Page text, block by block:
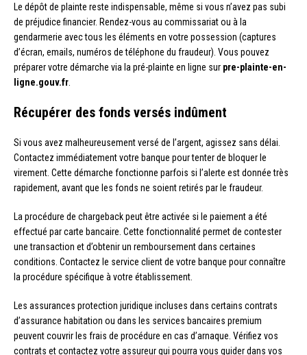
Le dépôt de plainte reste indispensable, même si vous n’avez pas subi
de préjudice financier. Rendez-vous au commissariat ou à la
gendarmerie avec tous les éléments en votre possession (captures
d’écran, emails, numéros de téléphone du fraudeur). Vous pouvez
préparer votre démarche via la pré-plainte en ligne sur pre-plainte-en-
ligne.gouv.fr
Récupérer des fonds versés indûment
Si vous avez malheureusement versé de l’argent, agissez sans délai.
Contactez immédiatement votre banque pour tenter de bloquer le
virement. Cette démarche fonctionne parfois si l’alerte est donnée très
rapidement, avant que les fonds ne soient retirés par le fraudeur.
La procédure de chargeback peut être activée si le paiement a été
effectué par carte bancaire. Cette fonctionnalité permet de contester
une transaction et d’obtenir un remboursement dans certaines
conditions. Contactez le service client de votre banque pour connaître
la procédure spécifique à votre établissement.
Les assurances protection juridique incluses dans certains contrats
d’assurance habitation ou dans les services bancaires premium
peuvent couvrir les frais de procédure en cas d’arnaque. Vérifiez vos
contrats et contactez votre assureur qui pourra vous guider dans vos